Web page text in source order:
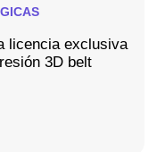
licencia exclusiva
3D belt